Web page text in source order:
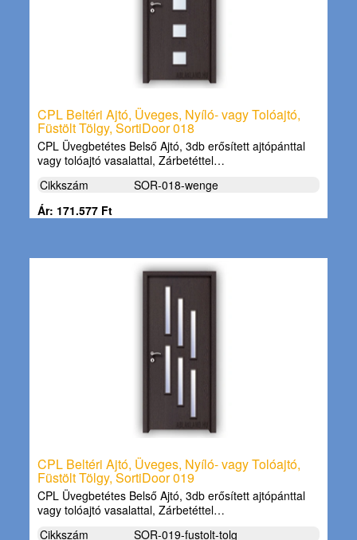
CPL Beltéri Ajtó, Üveges, Nyíló- vagy Tolóajtó,
Füstölt Tölgy, SortiDoor 018
CPL Üvegbetétes Belső Ajtó, 3db erősített ajtópánttal
vagy tolóajtó vasalattal, Zárbetéttel…
Cikkszám
SOR-018-wenge
Ár: 171.577 Ft
CPL Beltéri Ajtó, Üveges, Nyíló- vagy Tolóajtó,
Füstölt Tölgy, SortiDoor 019
CPL Üvegbetétes Belső Ajtó, 3db erősített ajtópánttal
vagy tolóajtó vasalattal, Zárbetéttel…
Cikkszám
SOR-019-fustolt-tolg